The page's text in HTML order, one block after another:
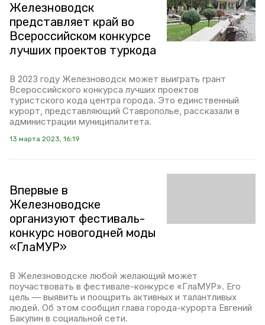
Железноводск
представляет край во
Всероссийском конкурсе
лучших проектов туркода
В 2023 году Железноводск может выиграть грант
Всероссийского конкурса лучших проектов
туристского кода центра города. Это единственный
курорт, представляющий Ставрополье, рассказали в
администрации муниципалитета.
13 марта 2023, 16:19
Впервые в
Железноводске
организуют фестиваль-
конкурс новогодней моды
«ГлаМУР»
В Железноводске любой желающий может
поучаствовать в фестивале-конкурсе «ГлаМУР». Его
цель — выявить и поощрить активных и талантливых
людей. Об этом сообщил глава города-курорта Евгений
Бакулин в социальной сети.